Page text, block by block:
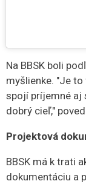
Na BBSK boli
myšlienke. "Je
spojí príjemné aj
dobrý cieľ,"
Projektová
BBSK má k trati
dokumentáciu a